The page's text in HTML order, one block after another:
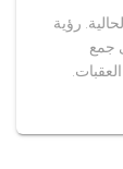
رؤية
جمع